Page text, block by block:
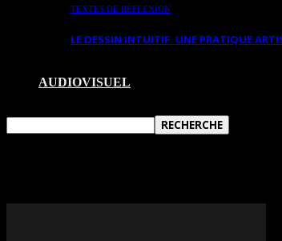
TEXTES DE RÉFLEXION
LE DESSIN INTUITIF. UNE PRATIQUE
AUDIOVISUEL